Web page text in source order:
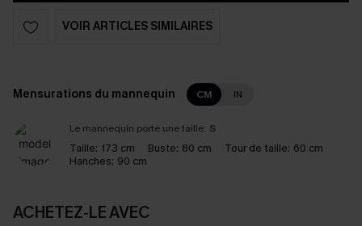
VOIR ARTICLES SIMILAIRES
Mensurations du mannequin CM IN
Le mannequin porte une taille: S
Taille: 173 cm Buste: 80 cm Tour de taille: 60 cm
Hanches: 90 cm
ACHETEZ‑LE AVEC